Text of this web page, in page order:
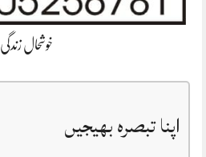
خوشحال زندگی
اپنا تبصرہ بھیجیں